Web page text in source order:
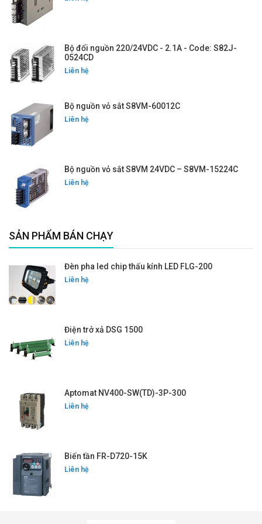
Bộ đổi nguồn 220/24VDC - 2.1A - Code: S82J-
0524CD
Liên hệ
Bộ nguồn vỏ sắt S8VM-60012C
Liên hệ
Bộ nguồn vỏ sắt S8VM 24VDC – S8VM-15224C
Liên hệ
SẢN PHẨM BÁN CHẠY
Đèn pha led chip thấu kính LED FLG-200
Liên hệ
Điện trở xả DSG 1500
Liên hệ
Aptomat NV400-SW(TD)-3P-300
Liên hệ
Biến tần FR-D720-15K
Liên hệ